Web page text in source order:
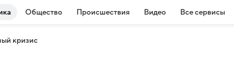
Общество Происшествия Видео Все сервисы
кризис